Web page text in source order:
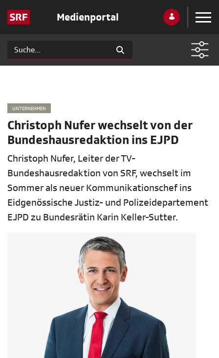
Medienportal
UNTERNEHMEN
Christoph Nufer wechselt von der
Bundeshausredaktion ins EJPD
Christoph Nufer, Leiter der TV-
Bundeshausredaktion von SRF, wechselt im
Sommer als neuer Kommunikationschef ins
Eidgenössische Justiz- und Polizeidepartement
EJPD zu Bundesrätin Karin Keller-Sutter.